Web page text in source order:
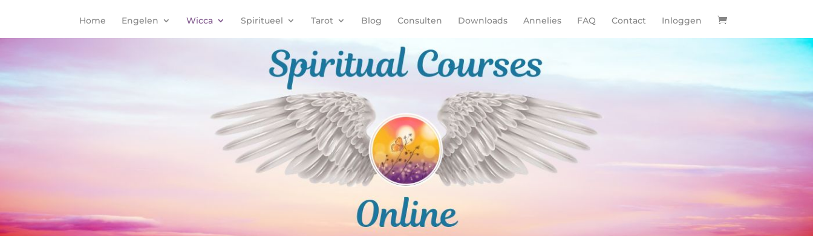
Home Engelen Wicca Spiritueel Tarot Blog Consulten Downloads Annelies FAQ Contact Inloggen